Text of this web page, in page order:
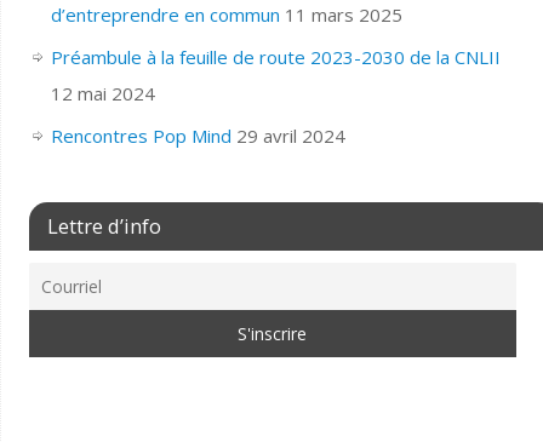
d’entreprendre en commun 11 mars 2025
Préambule à la feuille de route 2023-2030 de la CNLII
12 mai 2024
Rencontres Pop Mind 29 avril 2024
Lettre d’info